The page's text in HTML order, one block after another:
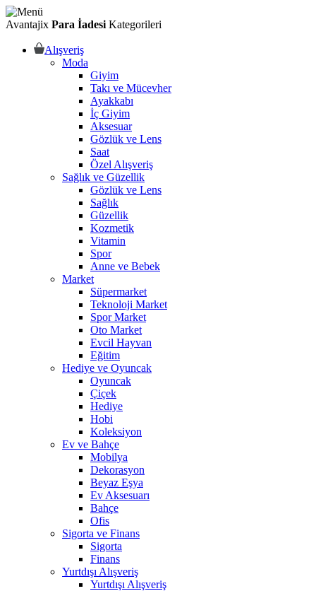
Avantajix Para İadesi Kategorileri
Alışveriş
Moda
Giyim
Takı ve Mücevher
Ayakkabı
İç Giyim
Aksesuar
Gözlük ve Lens
Saat
Özel Alışveriş
Sağlık ve Güzellik
Gözlük ve Lens
Sağlık
Güzellik
Kozmetik
Vitamin
Spor
Anne ve Bebek
Market
Süpermarket
Teknoloji Market
Spor Market
Oto Market
Evcil Hayvan
Eğitim
Hediye ve Oyuncak
Oyuncak
Çiçek
Hediye
Hobi
Koleksiyon
Ev ve Bahçe
Mobilya
Dekorasyon
Beyaz Eşya
Ev Aksesuarı
Bahçe
Ofis
Sigorta ve Finans
Sigorta
Finans
Yurtdışı Alışveriş
Yurtdışı Alışveriş